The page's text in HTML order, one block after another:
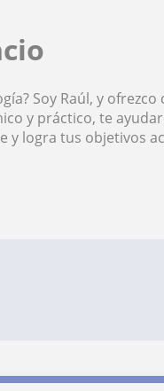
Soy Raúl, y
y práctico, te
y logra tus objetivos